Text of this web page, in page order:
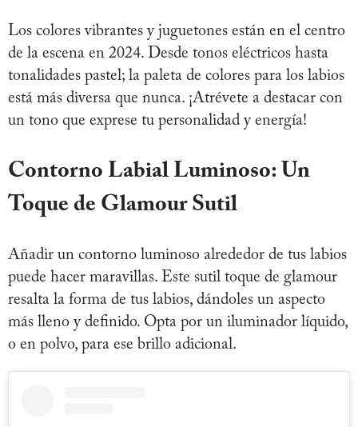
Los colores vibrantes y juguetones están en el centro
de la escena en 2024. Desde tonos eléctricos hasta
tonalidades pastel; la paleta de colores para los labios
está más diversa que nunca. ¡Atrévete a destacar con
un tono que exprese tu personalidad y energía!
Contorno Labial Luminoso: Un
Toque de Glamour Sutil
Añadir un contorno luminoso alrededor de tus labios
puede hacer maravillas. Este sutil toque de glamour
resalta la forma de tus labios, dándoles un aspecto
más lleno y definido. Opta por un iluminador líquido,
o en polvo, para ese brillo adicional.